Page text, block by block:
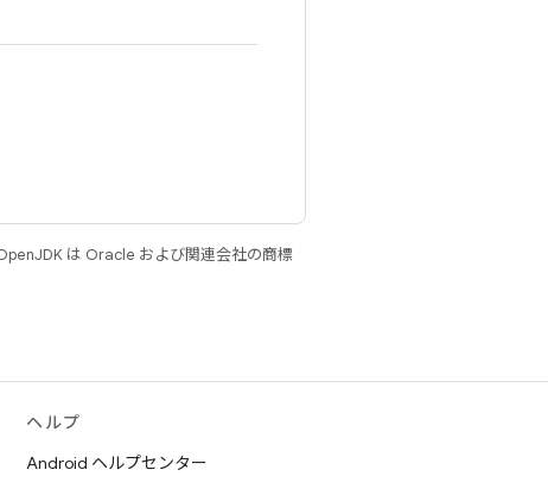
は Oracle および関連会社の商標
ヘルプ
Android ヘルプセンター